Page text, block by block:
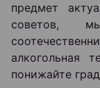
предмет
советов,
алкогольная
понижайте